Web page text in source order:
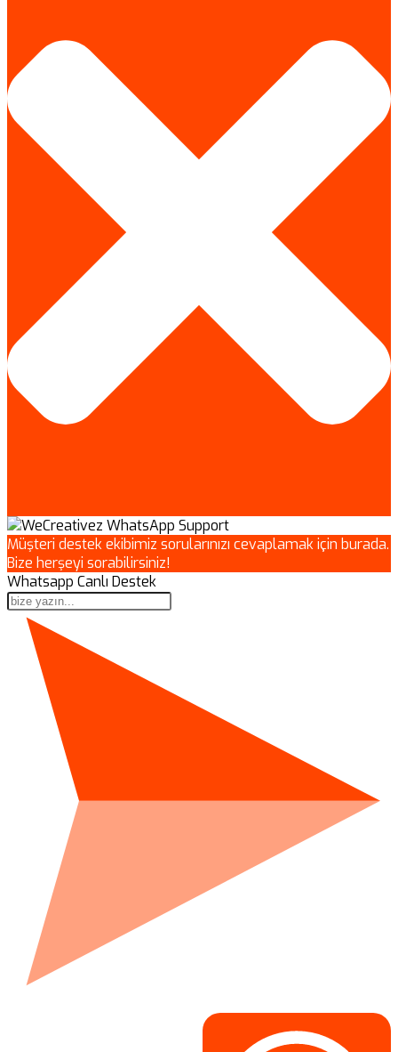
Müşteri destek ekibimiz sorularınızı cevaplamak için burada.
Bize herşeyi sorabilirsiniz!
Whatsapp Canlı Destek